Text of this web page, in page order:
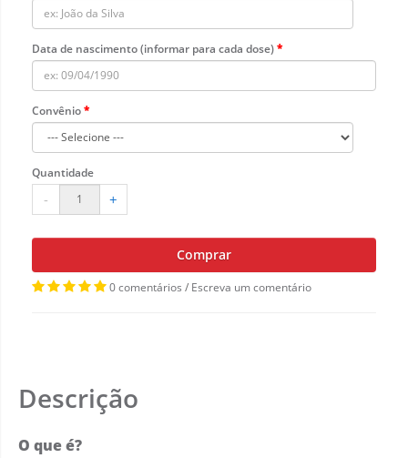
Data de nascimento (informar para cada dose)
Convênio
Quantidade
- +
Comprar
0 comentários / Escreva um comentário
Descrição
O que é?